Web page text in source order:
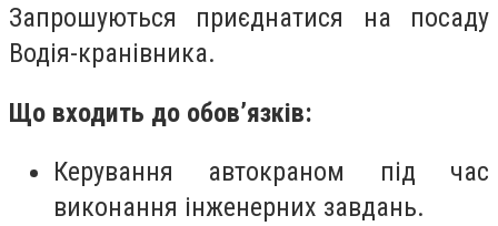
Запрошуються приєднатися на посаду
Водія-кранівника.
Що входить до обов’язків:
Керування автокраном під час
виконання інженерних завдань.